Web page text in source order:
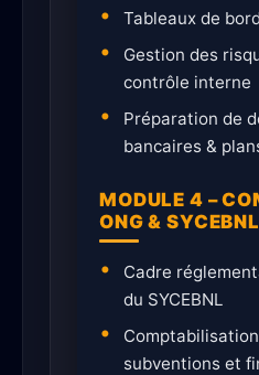
Tableaux de
Gestion des
contrôle interne
Préparation de
bancaires &
MODULE 4 –
ONG & SYCEBNL
Cadre
du SYCEBNL
subventions et